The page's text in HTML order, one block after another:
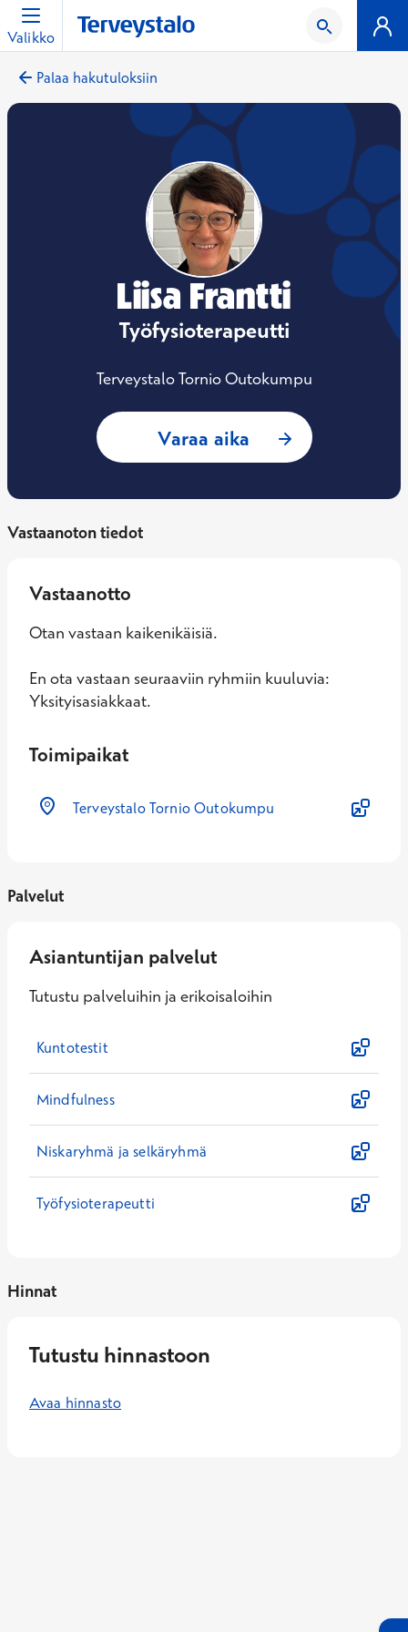
Valikko
Palaa hakutuloksiin
Liisa Frantti
Työfysioterapeutti
Terveystalo Tornio Outokumpu
Varaa aika : Liisa Frantti,
Vastaanoton tiedot
Vastaanotto
Otan vastaan kaikenikäisiä.
En ota vastaan seuraaviin ryhmiin kuuluvia:
Yksityisasiakkaat.
Toimipaikat
Terveystalo Tornio Outokumpu
Palvelut
Asiantuntijan palvelut
Tutustu palveluihin ja erikoisaloihin
Kuntotestit
Mindfulness
Niskaryhmä ja selkäryhmä
Työfysioterapeutti
Hinnat
Tutustu hinnastoon
Avaa hinnasto